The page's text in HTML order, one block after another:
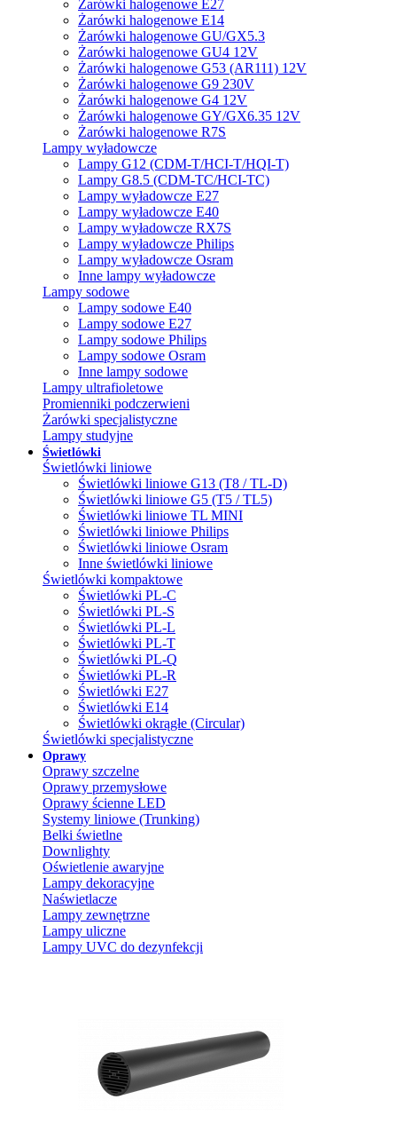
Żarówki halogenowe E27
Żarówki halogenowe E14
Żarówki halogenowe GU/GX5.3
Żarówki halogenowe GU4 12V
Żarówki halogenowe G53 (AR111) 12V
Żarówki halogenowe G9 230V
Żarówki halogenowe G4 12V
Żarówki halogenowe GY/GX6.35 12V
Żarówki halogenowe R7S
Lampy wyładowcze
Lampy G12 (CDM-T/HCI-T/HQI-T)
Lampy G8.5 (CDM-TC/HCI-TC)
Lampy wyładowcze E27
Lampy wyładowcze E40
Lampy wyładowcze RX7S
Lampy wyładowcze Philips
Lampy wyładowcze Osram
Inne lampy wyładowcze
Lampy sodowe
Lampy sodowe E40
Lampy sodowe E27
Lampy sodowe Philips
Lampy sodowe Osram
Inne lampy sodowe
Lampy ultrafioletowe
Promienniki podczerwieni
Żarówki specjalistyczne
Lampy studyjne
Świetlówki
Świetlówki liniowe
Świetlówki liniowe G13 (T8 / TL-D)
Świetlówki liniowe G5 (T5 / TL5)
Świetlówki liniowe TL MINI
Świetlówki liniowe Philips
Świetlówki liniowe Osram
Inne świetlówki liniowe
Świetlówki kompaktowe
Świetlówki PL-C
Świetlówki PL-S
Świetlówki PL-L
Świetlówki PL-T
Świetlówki PL-Q
Świetlówki PL-R
Świetlówki E27
Świetlówki E14
Świetlówki okrągłe (Circular)
Świetlówki specjalistyczne
Oprawy
Oprawy szczelne
Oprawy przemysłowe
Oprawy ścienne LED
Systemy liniowe (Trunking)
Belki świetlne
Downlighty
Oświetlenie awaryjne
Lampy dekoracyjne
Naświetlacze
Lampy zewnętrzne
Lampy uliczne
Lampy UVC do dezynfekcji